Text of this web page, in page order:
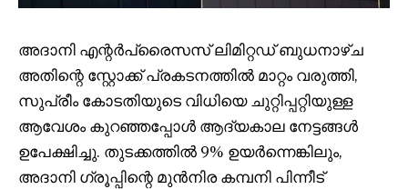
അദാനി എന്റർപ്രൈസസ് ലിമിറ്റഡ് ബുധനാഴ്ച
അതിന്റെ സ്റ്റോക്ക് പ്രകടനത്തിൽ മാറ്റം വരുത്തി,
സുപ്രീം കോടതിയുടെ വിധിയെ ചുറ്റിപ്പറ്റിയുള്ള
ആവേശം കുറഞ്ഞപ്പോൾ ആദ്യകാല നേട്ടങ്ങൾ
ഉപേക്ഷിച്ചു. തുടക്കത്തിൽ 9% ഉയർന്നെങ്കിലും,
അദാനി ഗ്രൂപ്പിന്റെ മുൻനിര കമ്പനി പിന്നീട്